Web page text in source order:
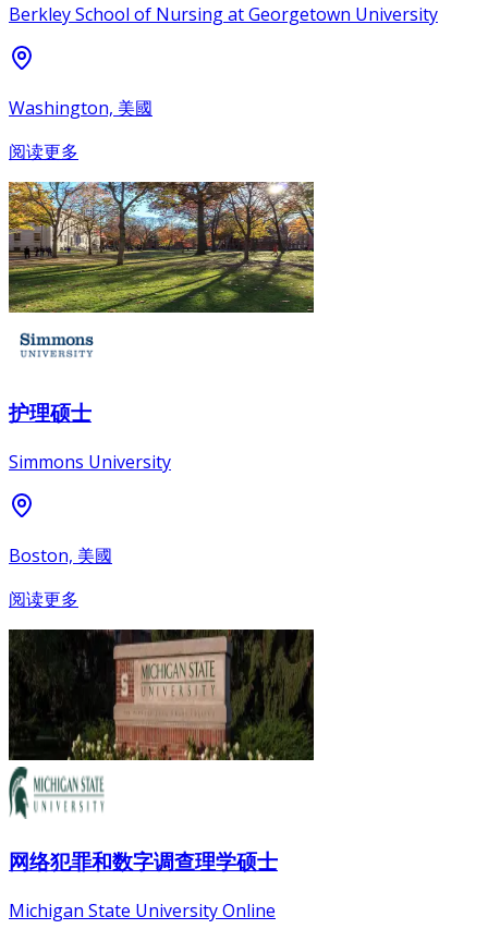
Berkley School of Nursing at Georgetown University
Washington, 美國
阅读更多
护理硕士
Simmons University
Boston, 美國
阅读更多
网络犯罪和数字调查理学硕士
Michigan State University Online